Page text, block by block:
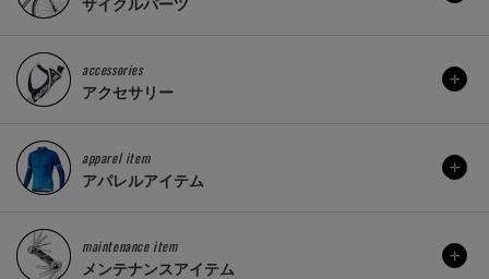
accessories
アクセサリー
apparel item
アパレルアイテム
maintenance item
メンテナンスアイテム